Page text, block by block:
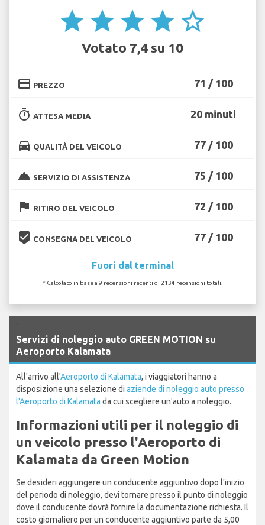
star star star star star_border
Votato 7,4 su 10
credit_card PREZZO 71 / 100
timer ATTESA MEDIA 20 minuti
directions_car QUALITÀ DEL VEICOLO 77 / 100
room_service SERVIZIO DI ASSISTENZA 75 / 100
flag RITIRO DEL VEICOLO 72 / 100
beenhere CONSEGNA DEL VEICOLO 77 / 100
Fuori dal terminal
* Calcolato in base a 9 recensioni recenti di 2134 recensioni totali.
Servizi di noleggio auto GREEN MOTION su
Aeroporto Kalamata
All'arrivo all'Aeroporto di Kalamata, i viaggiatori hanno a
disposizione una selezione di aziende di noleggio auto presso
l'Aeroporto di Kalamata da cui scegliere un'auto a noleggio.
Informazioni utili per il noleggio di
un veicolo presso l'Aeroporto di
Kalamata da Green Motion
Se desideri aggiungere un conducente aggiuntivo dopo l'inizio
del periodo di noleggio, devi tornare presso il punto di noleggio
dove il conducente dovrà fornire la documentazione richiesta. Il
costo giornaliero per un conducente aggiuntivo parte da 5,00